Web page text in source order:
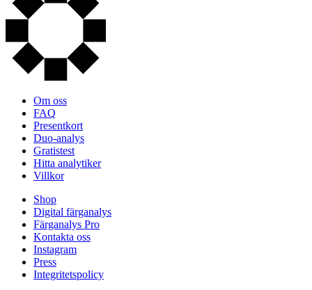
Om oss
FAQ
Presentkort
Duo-analys
Gratistest
Hitta analytiker
Villkor
Shop
Digital färganalys
Färganalys Pro
Kontakta oss
Instagram
Press
Integritetspolicy